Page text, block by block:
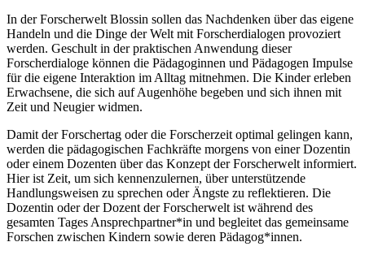
In der Forscherwelt Blossin sollen das Nachdenken über das eigene
Handeln und die Dinge der Welt mit Forscherdialogen provoziert
werden. Geschult in der praktischen Anwendung dieser
Forscherdialoge können die Pädagoginnen und Pädagogen Impulse
für die eigene Interaktion im Alltag mitnehmen. Die Kinder erleben
Erwachsene, die sich auf Augenhöhe begeben und sich ihnen mit
Zeit und Neugier widmen.
Damit der Forschertag oder die Forscherzeit optimal gelingen kann,
werden die pädagogischen Fachkräfte morgens von einer Dozentin
oder einem Dozenten über das Konzept der Forscherwelt informiert.
Hier ist Zeit, um sich kennenzulernen, über unterstützende
Handlungsweisen zu sprechen oder Ängste zu reflektieren. Die
Dozentin oder der Dozent der Forscherwelt ist während des
gesamten Tages Ansprechpartner*in und begleitet das gemeinsame
Forschen zwischen Kindern sowie deren Pädagog*innen.